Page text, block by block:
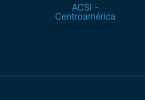
ACSI -
Centroamérica